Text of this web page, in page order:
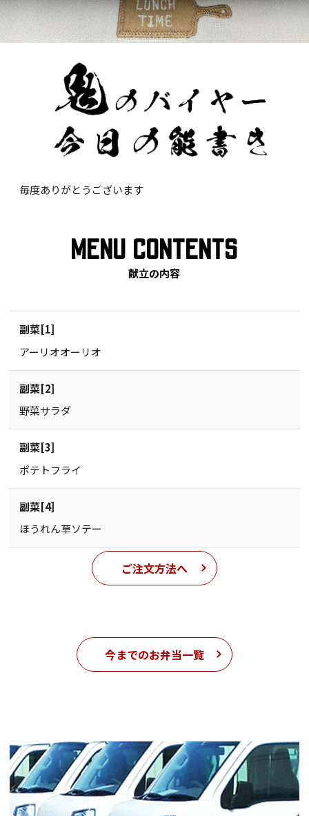
毎度ありがとうございます
MENU CONTENTS
献立の内容
副菜[1]
アーリオオーリオ
副菜[2]
野菜サラダ
副菜[3]
ポテトフライ
副菜[4]
ほうれん草ソテー
ご注文方法へ
今までのお弁当一覧